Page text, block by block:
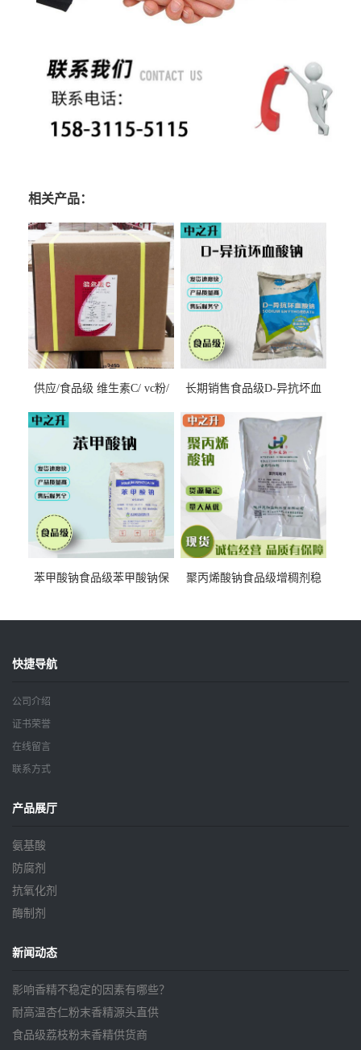
相关产品：
供应/食品级 维生素C/ vc粉/
长期销售食品级D-异抗坏血
苯甲酸钠食品级苯甲酸钠保
聚丙烯酸钠食品级增稠剂稳
快捷导航
公司介绍
证书荣誉
在线留言
联系方式
产品展厅
氨基酸
防腐剂
抗氧化剂
酶制剂
新闻动态
影响香精不稳定的因素有哪些？
耐高温杏仁粉末香精源头直供
食品级荔枝粉末香精供货商